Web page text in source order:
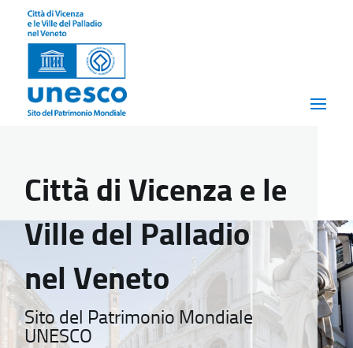
Città di Vicenza e le
Ville del Palladio
nel Veneto
Sito del Patrimonio Mondiale
UNESCO